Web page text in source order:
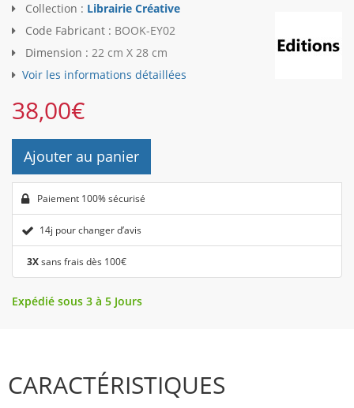
Collection : Librairie Créative
Code Fabricant : BOOK-EY02
Dimension : 22 cm X 28 cm
Voir les informations détaillées
38,00€
Ajouter au panier
Paiement 100% sécurisé
14j pour changer d’avis
3Xsans frais dès 100€
Expédié sous 3 à 5 Jours
CARACTÉRISTIQUES